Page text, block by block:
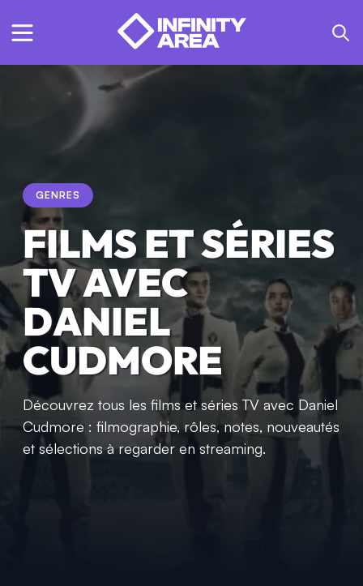
GENRES
FILMS ET SÉRIES
TV AVEC
DANIEL
CUDMORE
Découvrez tous les films et séries TV avec Daniel
Cudmore : filmographie, rôles, notes, nouveautés
et sélections à regarder en streaming.